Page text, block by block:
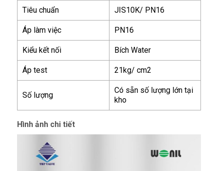
Tiêu chuẩn JIS10K/ PN16
Áp làm việc PN16
Kiểu kết nối Bích Water
Áp test 21kg/ cm2
Số lượng
Có sẵn số lượng lớn tại
kho
Hình ảnh chi tiết